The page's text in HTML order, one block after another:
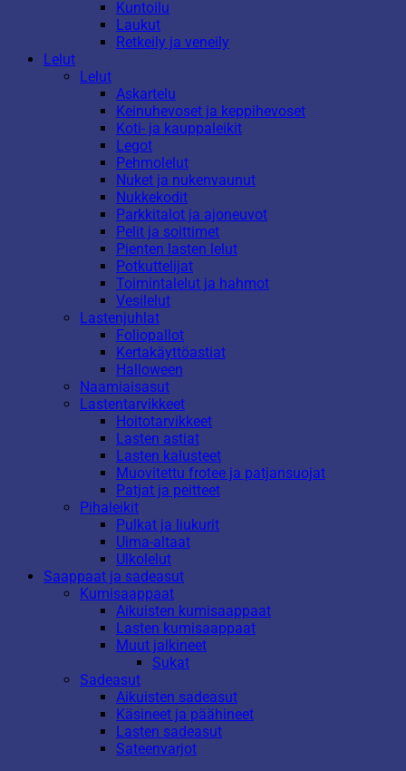
Kuntoilu
Laukut
Retkeily ja veneily
Lelut
Lelut
Askartelu
Keinuhevoset ja keppihevoset
Koti- ja kauppaleikit
Legot
Pehmolelut
Nuket ja nukenvaunut
Nukkekodit
Parkkitalot ja ajoneuvot
Pelit ja soittimet
Pienten lasten lelut
Potkuttelijat
Toimintalelut ja hahmot
Vesilelut
Lastenjuhlat
Foliopallot
Kertakäyttöastiat
Halloween
Naamiaisasut
Lastentarvikkeet
Hoitotarvikkeet
Lasten astiat
Lasten kalusteet
Muovitettu frotee ja patjansuojat
Patjat ja peitteet
Pihaleikit
Pulkat ja liukurit
Uima-altaat
Ulkolelut
Saappaat ja sadeasut
Kumisaappaat
Aikuisten kumisaappaat
Lasten kumisaappaat
Muut jalkineet
Sukat
Sadeasut
Aikuisten sadeasut
Käsineet ja päähineet
Lasten sadeasut
Sateenvarjot